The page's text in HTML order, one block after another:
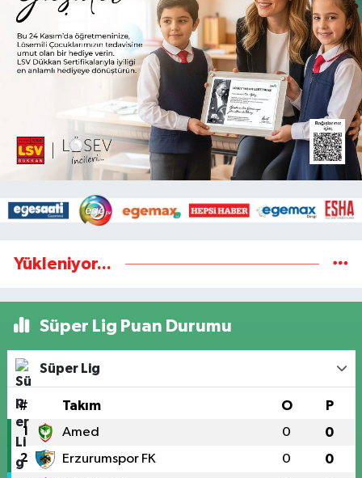
Yükleniyor...
Süper Lig Puan Durumu
Süper Lig
# Takım O P
1 Amed 0 0
2 Erzurumspor FK 0 0